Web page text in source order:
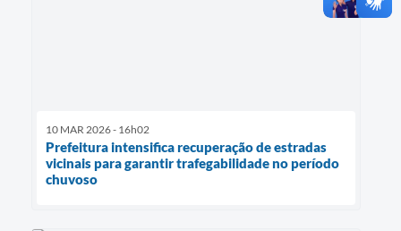
10 MAR 2026 - 16h02
Prefeitura intensifica recuperação de estradas
vicinais para garantir trafegabilidade no período
chuvoso